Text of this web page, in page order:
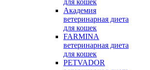
для кошек
Академия
ветеринарная диета
для кошек
FARMINA
ветеринарная диета
для кошек
PETVADOR